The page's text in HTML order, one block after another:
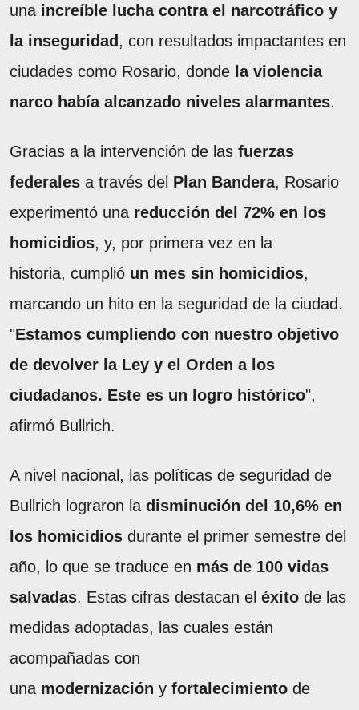
una increíble lucha contra el narcotráfico y
la inseguridad , con resultados impactantes en
ciudades como Rosario, donde la violencia
narco había alcanzado niveles alarmantes.
Gracias a la intervención de las fuerzas
federales a través del Plan Bandera, Rosario
experimentó una reducción del 72% en los
homicidios, y, por primera vez en la
historia, cumplió un mes sin homicidios,
marcando un hito en la seguridad de la ciudad.
"Estamos cumpliendo con nuestro objetivo
de devolver la Ley y el Orden a los
ciudadanos. Este es un logro histórico",
afirmó Bullrich.
A nivel nacional, las políticas de seguridad de
Bullrich lograron la disminución del 10,6% en
los homicidios durante el primer semestre del
año, lo que se traduce en más de 100 vidas
salvadas. Estas cifras destacan el éxito de las
medidas adoptadas, las cuales están
acompañadas con
una modernización y fortalecimiento de